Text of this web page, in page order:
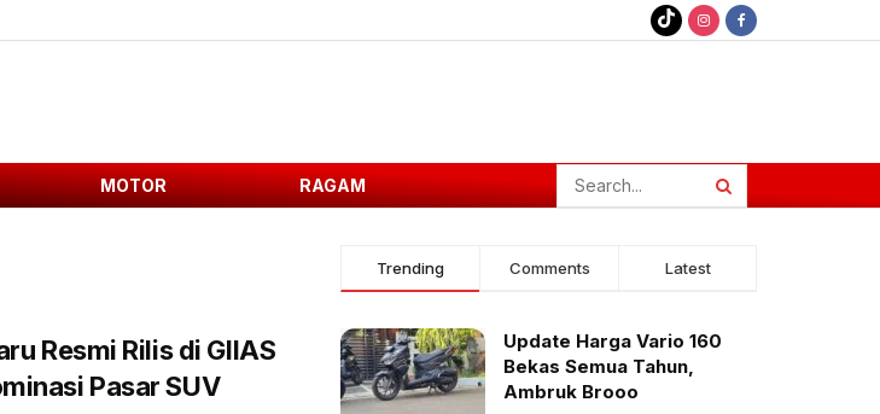
MOTOR RAGAM
Resmi Rilis di GIIAS
Pasar SUV
Trending Comments Latest
Update Harga Vario 160
Bekas Semua Tahun,
Ambruk Brooo